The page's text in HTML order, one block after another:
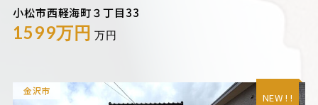
小松市西軽海町３丁目33
1599万円 万円
金沢市
NEW ! !